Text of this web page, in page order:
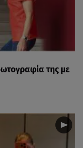
της με